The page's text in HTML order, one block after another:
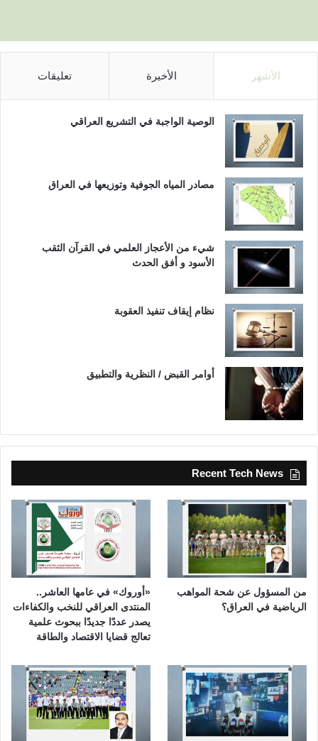
الأشهر الأخيرة تعليقات
الوصية الواجبة في التشريع العراقي
مصادر المياه الجوفية وتوزيعها في العراق
شيء من الأعجاز العلمي في القرآن الثقب
الأسود و أفق الحدث
نظام إيقاف تنفيذ العقوبة
أوامر القبض / النظرية والتطبيق
Recent Tech News
من المسؤول عن شحة المواهب
الرياضية في العراق؟
«أوروك» في عامها العاشر..
المنتدى العراقي للنخب والكفاءات
يصدر عددًا جديدًا ببحوث علمية
تعالج قضايا الاقتصاد والطاقة